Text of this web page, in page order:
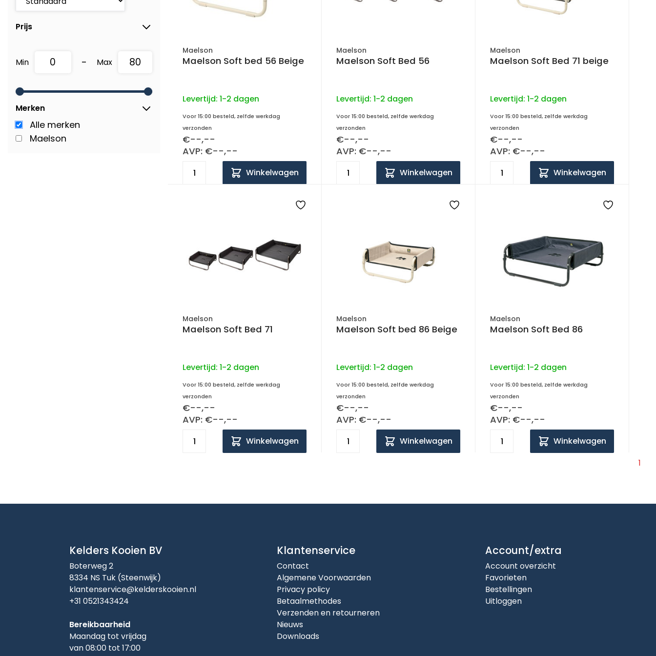
Prijs
Min - Max
Merken
Alle merken
Maelson
Maelson
Maelson Soft bed 56 Beige
Levertijd: 1-2 dagen
Voor 15:00 besteld, zelfde werkdag
verzonden
€--,--
AVP: €--,--
Winkelwagen
Maelson
Maelson Soft Bed 56
Levertijd: 1-2 dagen
Voor 15:00 besteld, zelfde werkdag
verzonden
€--,--
AVP: €--,--
Winkelwagen
Maelson
Maelson Soft Bed 71 beige
Levertijd: 1-2 dagen
Voor 15:00 besteld, zelfde werkdag
verzonden
€--,--
AVP: €--,--
Winkelwagen
Maelson
Maelson Soft Bed 71
Levertijd: 1-2 dagen
Voor 15:00 besteld, zelfde werkdag
verzonden
€--,--
AVP: €--,--
Winkelwagen
Maelson
Maelson Soft bed 86 Beige
Levertijd: 1-2 dagen
Voor 15:00 besteld, zelfde werkdag
verzonden
€--,--
AVP: €--,--
Winkelwagen
Maelson
Maelson Soft Bed 86
Levertijd: 1-2 dagen
Voor 15:00 besteld, zelfde werkdag
verzonden
€--,--
AVP: €--,--
Winkelwagen
1
Kelders Kooien BV
Boterweg 2
8334 NS Tuk (Steenwijk)
klantenservice@kelderskooien.nl
+31 0521343424
Bereikbaarheid
Maandag tot vrijdag
van 08:00 tot 17:00
Klantenservice
Contact
Algemene Voorwaarden
Privacy policy
Betaalmethodes
Verzenden en retourneren
Nieuws
Downloads
Account/extra
Account overzicht
Favorieten
Bestellingen
Uitloggen